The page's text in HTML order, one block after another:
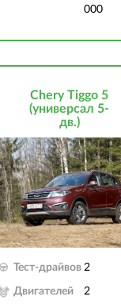
000
Chery Tiggo 5
(универсал 5-
дв.)
Тест-драйвов 2
Двигателей 2